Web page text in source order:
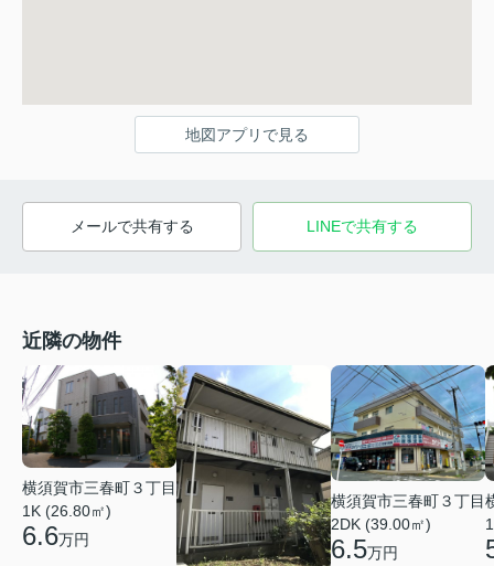
地図アプリで見る
メールで共有する LINEで共有する
近隣の物件
横須賀市三春町３丁目
1K (26.80㎡)
6.6万円
横須賀市三春町３丁目
2DK (39.00㎡)
6.5万円